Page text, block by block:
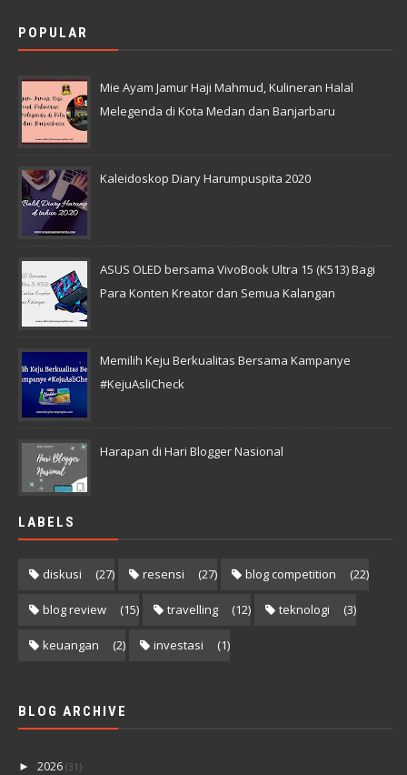
POPULAR
Mie Ayam Jamur Haji Mahmud, Kulineran Halal
Melegenda di Kota Medan dan Banjarbaru
Kaleidoskop Diary Harumpuspita 2020
ASUS OLED bersama VivoBook Ultra 15 (K513) Bagi
Para Konten Kreator dan Semua Kalangan
Memilih Keju Berkualitas Bersama Kampanye
#KejuAsliCheck
Harapan di Hari Blogger Nasional
LABELS
diskusi (27) resensi (27) blog competition (22)
blog review (15) travelling (12) teknologi (3)
keuangan (2) investasi (1)
BLOG ARCHIVE
► 2026 (31)